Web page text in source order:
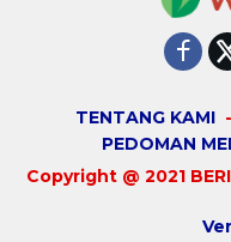
TENTANG KAMI
PEDOMAN
Copyright @ 2021